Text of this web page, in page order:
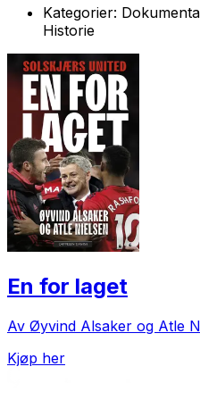
Kategorier:
Historie
En for laget
Av Øyvind Alsaker og Atle
Kjøp her